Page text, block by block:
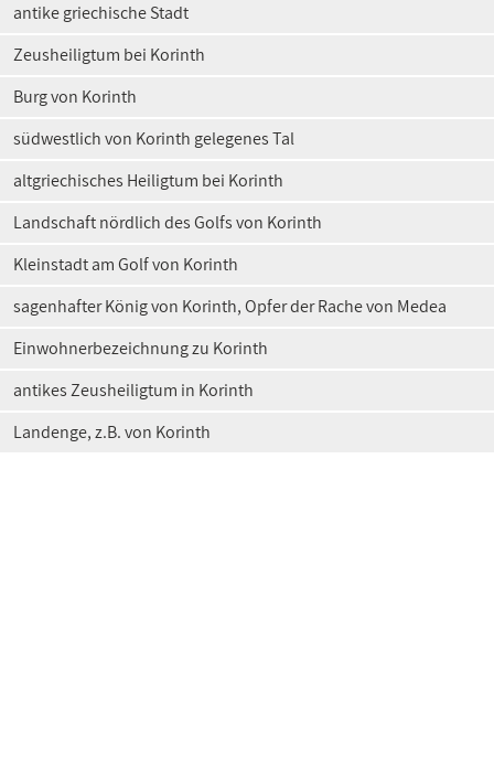
antike griechische Stadt
Zeusheiligtum bei Korinth
Burg von Korinth
südwestlich von Korinth gelegenes Tal
altgriechisches Heiligtum bei Korinth
Landschaft nördlich des Golfs von Korinth
Kleinstadt am Golf von Korinth
sagenhafter König von Korinth, Opfer der Rache von Medea
Einwohnerbezeichnung zu Korinth
antikes Zeusheiligtum in Korinth
Landenge, z.B. von Korinth